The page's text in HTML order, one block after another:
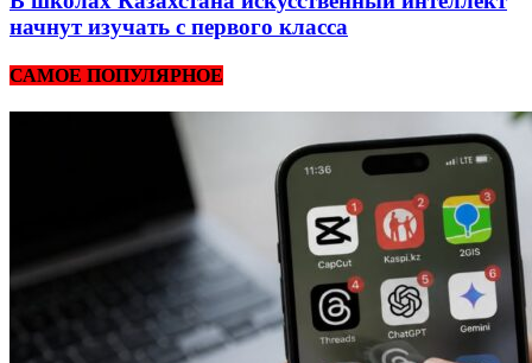
начнут изучать с первого класса
САМОЕ ПОПУЛЯРНОЕ